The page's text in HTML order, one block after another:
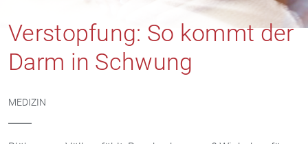
Verstopfung: So kommt der
Darm in Schwung
MEDIZIN